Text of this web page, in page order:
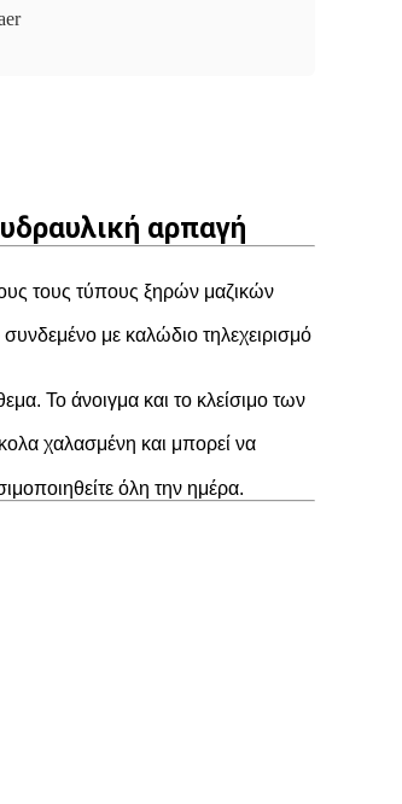
αρπαγή
τους τύπους ξηρών μαζικών
με καλώδιο τηλεχειρισμό
Το άνοιγμα και το κλείσιμο των
χαλασμένη και μπορεί να
όλη την ημέρα.